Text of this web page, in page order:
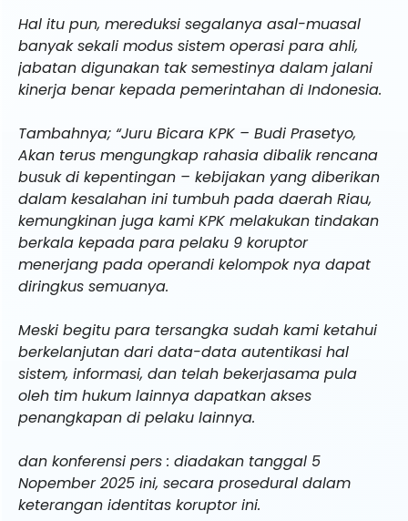
Hal itu pun, mereduksi segalanya asal-muasal
banyak sekali modus sistem operasi para ahli,
jabatan digunakan tak semestinya dalam jalani
kinerja benar kepada pemerintahan di Indonesia.
Tambahnya; “Juru Bicara KPK – Budi Prasetyo,
Akan terus mengungkap rahasia dibalik rencana
busuk di kepentingan – kebijakan yang diberikan
dalam kesalahan ini tumbuh pada daerah Riau,
kemungkinan juga kami KPK melakukan tindakan
berkala kepada para pelaku 9 koruptor
menerjang pada operandi kelompok nya dapat
diringkus semuanya.
Meski begitu para tersangka sudah kami ketahui
berkelanjutan dari data-data autentikasi hal
sistem, informasi, dan telah bekerjasama pula
oleh tim hukum lainnya dapatkan akses
penangkapan di pelaku lainnya.
dan konferensi pers : diadakan tanggal 5
Nopember 2025 ini, secara prosedural dalam
keterangan identitas koruptor ini.